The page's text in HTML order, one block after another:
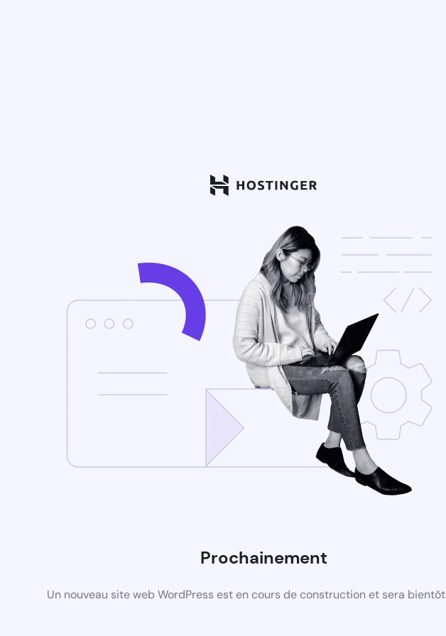
Prochainement
Un nouveau site web WordPress est en cours de construction et sera